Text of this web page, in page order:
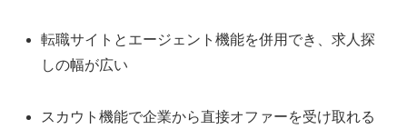
転職サイトとエージェント機能を併用でき、求人探
しの幅が広い
スカウト機能で企業から直接オファーを受け取れる